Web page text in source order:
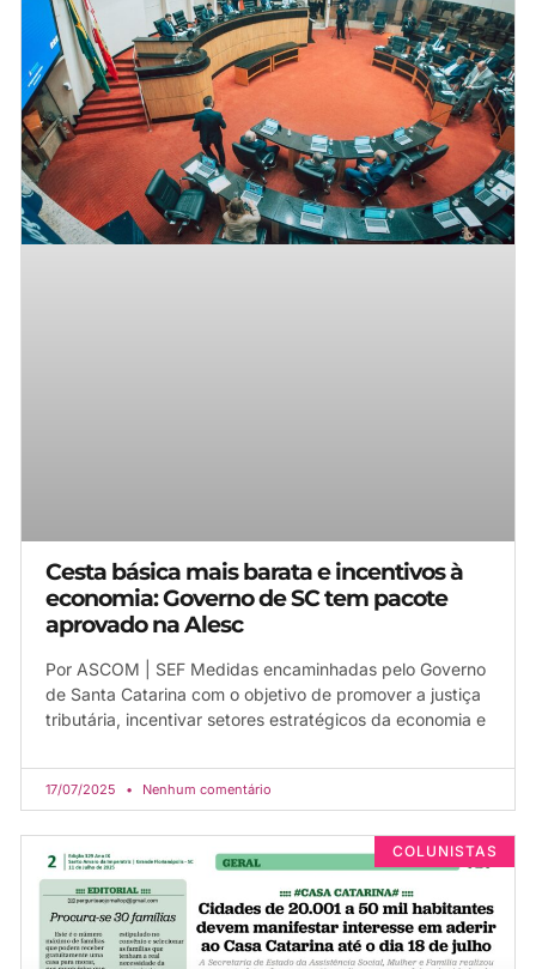
Cesta básica mais barata e incentivos à
economia: Governo de SC tem pacote
aprovado na Alesc
Por ASCOM | SEF Medidas encaminhadas pelo Governo
de Santa Catarina com o objetivo de promover a justiça
tributária, incentivar setores estratégicos da economia e
17/07/2025 Nenhum comentário
COLUNISTAS